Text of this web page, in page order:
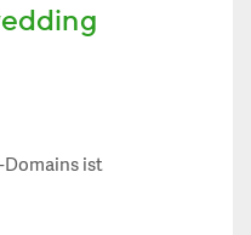
Domains ist